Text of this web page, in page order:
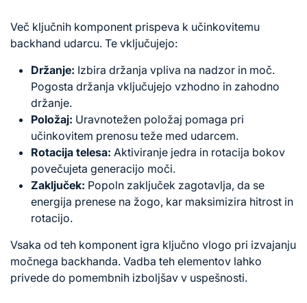
Več ključnih komponent prispeva k učinkovitemu
backhand udarcu. Te vključujejo:
Držanje: Izbira držanja vpliva na nadzor in moč.
Pogosta držanja vključujejo vzhodno in zahodno
držanje.
Položaj: Uravnotežen položaj pomaga pri
učinkovitem prenosu teže med udarcem.
Rotacija telesa: Aktiviranje jedra in rotacija bokov
povečujeta generacijo moči.
Zaključek: Popoln zaključek zagotavlja, da se
energija prenese na žogo, kar maksimizira hitrost in
rotacijo.
Vsaka od teh komponent igra ključno vlogo pri izvajanju
močnega backhanda. Vadba teh elementov lahko
privede do pomembnih izboljšav v uspešnosti.